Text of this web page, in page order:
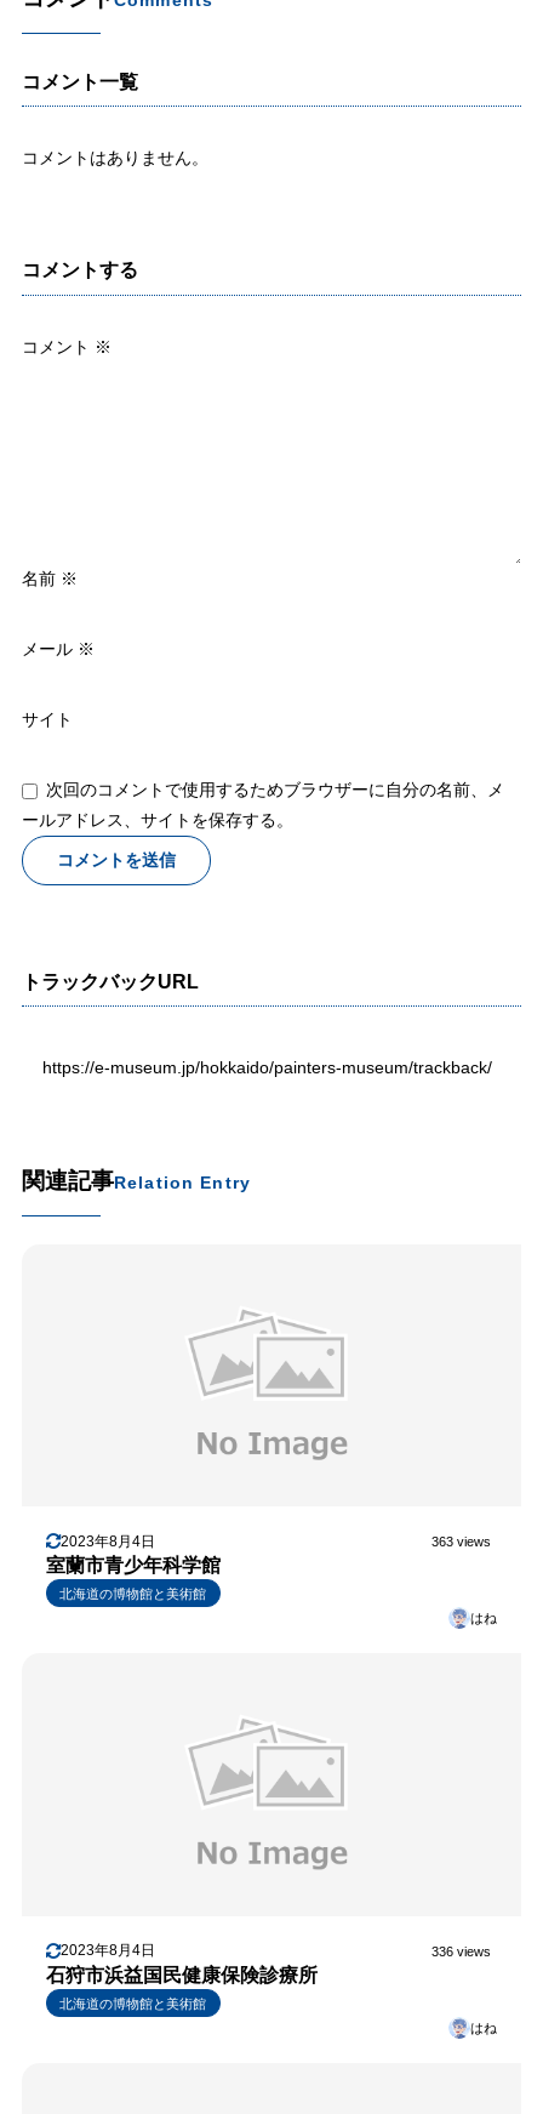
コメント一覧
コメントはありません。
コメントする
コメント ※
名前 ※
メール ※
サイト
次回のコメントで使用するためブラウザーに自分の名前、メ
ールアドレス、サイトを保存する。
トラックバックURL
https://e-museum.jp/hokkaido/painters-museum/trackback/
関連記事Relation Entry
2023年8月4日 363 views
室蘭市青少年科学館
北海道の博物館と美術館
はね
2023年8月4日 336 views
石狩市浜益国民健康保険診療所
北海道の博物館と美術館
はね